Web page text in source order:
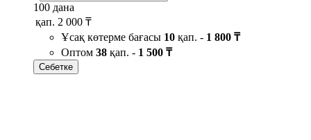
100 дана
қап. 2 000 ₸
Ұсақ көтерме бағасы 10 қап. - 1 800 ₸
Оптом 38 қап. - 1 500 ₸
Себетке